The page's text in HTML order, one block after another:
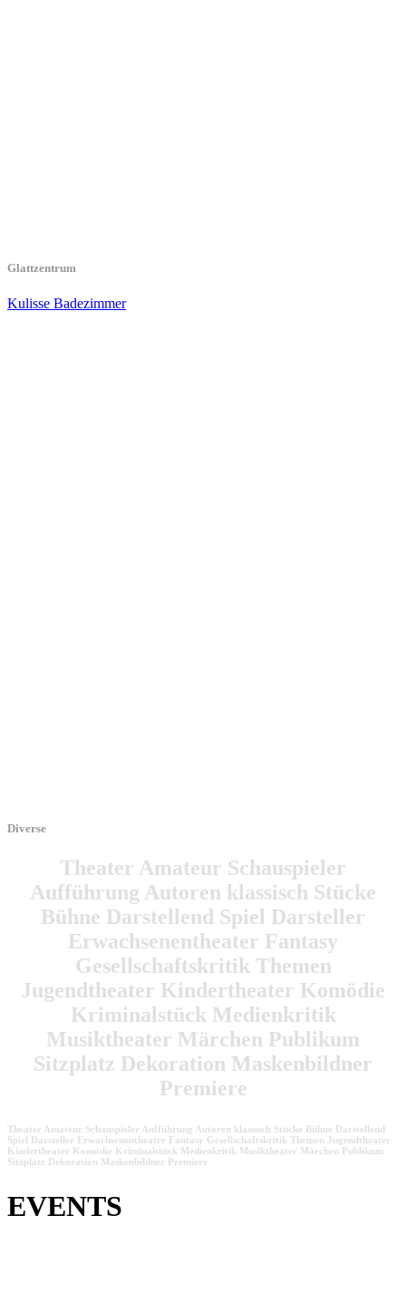
Glattzentrum
Kulisse Badezimmer
Diverse
Theater Amateur Schauspieler
Aufführung Autoren klassisch Stücke
Bühne Darstellend Spiel Darsteller
Erwachsenentheater Fantasy
Gesellschaftskritik Themen
Jugendtheater Kindertheater Komödie
Kriminalstück Medienkritik
Musiktheater Märchen Publikum
Sitzplatz Dekoration Maskenbildner
Premiere
Theater Amateur Schauspieler Aufführung Autoren klassisch Stücke Bühne Darstellend
Spiel Darsteller Erwachsenentheater Fantasy Gesellschaftskritik Themen Jugendtheater
Kindertheater Komödie Kriminalstück Medienkritik Musiktheater Märchen Publikum
Sitzplatz Dekoration Maskenbildner Premiere
EVENTS